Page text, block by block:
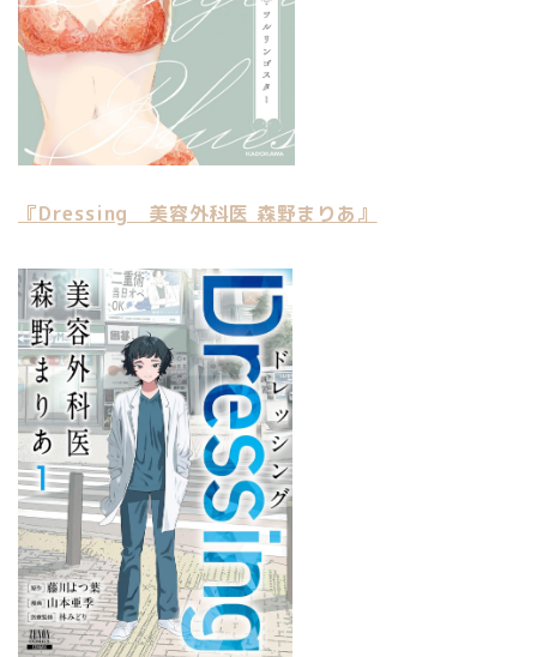
『Dressing 美容外科医 森野まりあ』